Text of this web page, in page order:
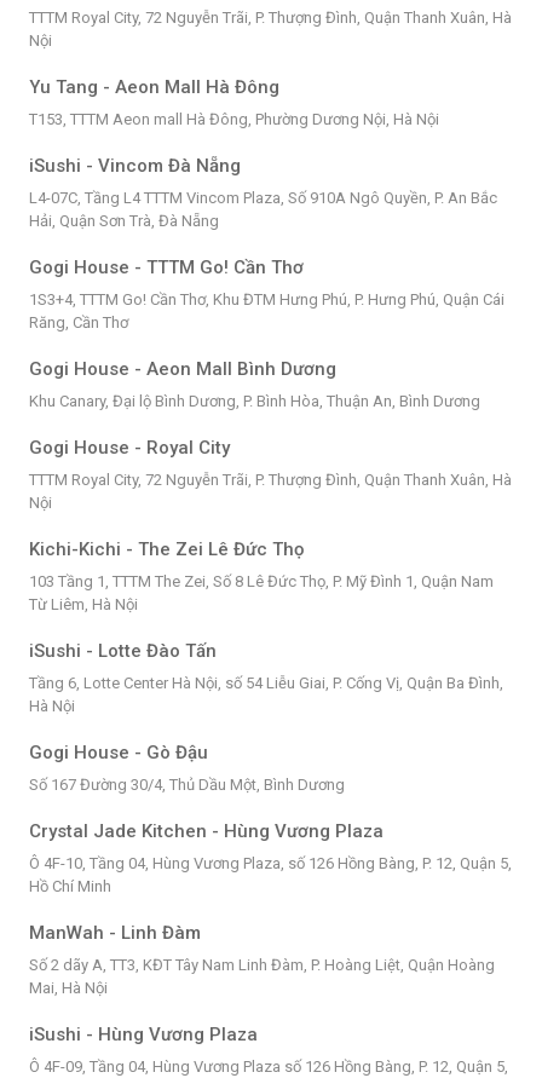
TTTM Royal City, 72 Nguyễn Trãi, P. Thượng Đình, Quận Thanh Xuân, Hà
Nội
Yu Tang - Aeon Mall Hà Đông
T153, TTTM Aeon mall Hà Đông, Phường Dương Nội, Hà Nội
iSushi - Vincom Đà Nẵng
L4-07C, Tầng L4 TTTM Vincom Plaza, Số 910A Ngô Quyền, P. An Bắc
Hải, Quận Sơn Trà, Đà Nẵng
Gogi House - TTTM Go! Cần Thơ
1S3+4, TTTM Go! Cần Thơ, Khu ĐTM Hưng Phú, P. Hưng Phú, Quận Cái
Răng, Cần Thơ
Gogi House - Aeon Mall Bình Dương
Khu Canary, Đại lộ Bình Dương, P. Bình Hòa, Thuận An, Bình Dương
Gogi House - Royal City
TTTM Royal City, 72 Nguyễn Trãi, P. Thượng Đình, Quận Thanh Xuân, Hà
Nội
Kichi-Kichi - The Zei Lê Đức Thọ
103 Tầng 1, TTTM The Zei, Số 8 Lê Đức Thọ, P. Mỹ Đình 1, Quận Nam
Từ Liêm, Hà Nội
iSushi - Lotte Đào Tấn
Tầng 6, Lotte Center Hà Nội, số 54 Liễu Giai, P. Cống Vị, Quận Ba Đình,
Hà Nội
Gogi House - Gò Đậu
Số 167 Đường 30/4, Thủ Dầu Một, Bình Dương
Crystal Jade Kitchen - Hùng Vương Plaza
Ô 4F-10, Tầng 04, Hùng Vương Plaza, số 126 Hồng Bàng, P. 12, Quận 5,
Hồ Chí Minh
ManWah - Linh Đàm
Số 2 dãy A, TT3, KĐT Tây Nam Linh Đàm, P. Hoàng Liệt, Quận Hoàng
Mai, Hà Nội
iSushi - Hùng Vương Plaza
Ô 4F-09, Tầng 04, Hùng Vương Plaza số 126 Hồng Bàng, P. 12, Quận 5,